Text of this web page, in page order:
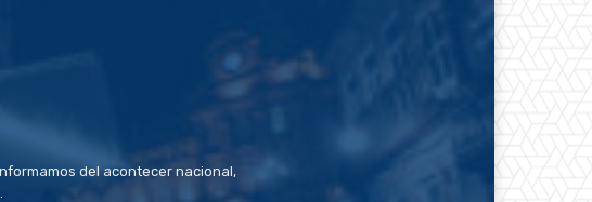
del acontecer nacional,